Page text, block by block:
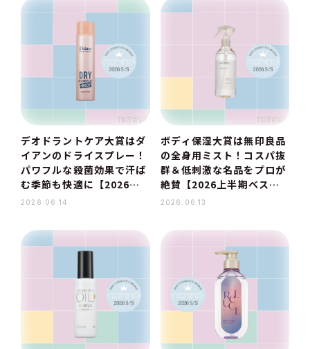
デオドラントケア大賞はダ
イアンのドライスプレー！
パワフルな殺菌効果で汗ば
む季節も快適に【2026上
半期ベストコスメ】
2026.06.14
ボディ保湿大賞は無印良品
の全身用ミスト！コスパ抜
群＆低刺激な名品をプロが
絶賛【2026上半期ベスト
コスメ】
2026.06.13